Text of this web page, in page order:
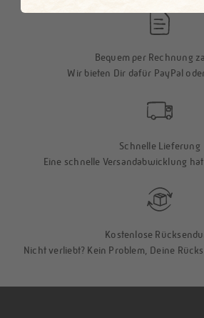
Bequem per Rechnung
Wir bieten Dir dafür PayPal
Schnelle Lieferung
Eine schnelle Versandabwicklung
Kostenlose
Nicht verliebt? Kein Problem, Deine